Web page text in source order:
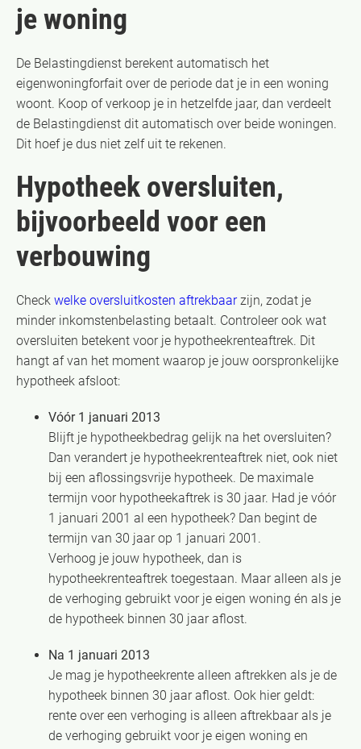
je woning
De Belastingdienst berekent automatisch het
eigenwoningforfait over de periode dat je in een woning
woont. Koop of verkoop je in hetzelfde jaar, dan verdeelt
de Belastingdienst dit automatisch over beide woningen.
Dit hoef je dus niet zelf uit te rekenen.
Hypotheek oversluiten,
bijvoorbeeld voor een
verbouwing
Check welke oversluitkosten aftrekbaarzijn, zodat je
minder inkomstenbelasting betaalt. Controleer ook wat
oversluiten betekent voor je hypotheekrenteaftrek. Dit
hangt af van het moment waarop je jouw oorspronkelijke
hypotheek afsloot:
Vóór 1 januari 2013
Blijft je hypotheekbedrag gelijk na het oversluiten?
Dan verandert je hypotheekrenteaftrek niet, ook niet
bij een aflossingsvrije hypotheek. De maximale
termijn voor hypotheekaftrek is 30 jaar. Had je vóór
1 januari 2001 al een hypotheek? Dan begint de
termijn van 30 jaar op 1 januari 2001.
Verhoog je jouw hypotheek, dan is
hypotheekrenteaftrek toegestaan. Maar alleen als je
de verhoging gebruikt voor je eigen woning én als je
de hypotheek binnen 30 jaar aflost.
Na 1 januari 2013
Je mag je hypotheekrente alleen aftrekken als je de
hypotheek binnen 30 jaar aflost. Ook hier geldt:
rente over een verhoging is alleen aftrekbaar als je
de verhoging gebruikt voor je eigen woning en